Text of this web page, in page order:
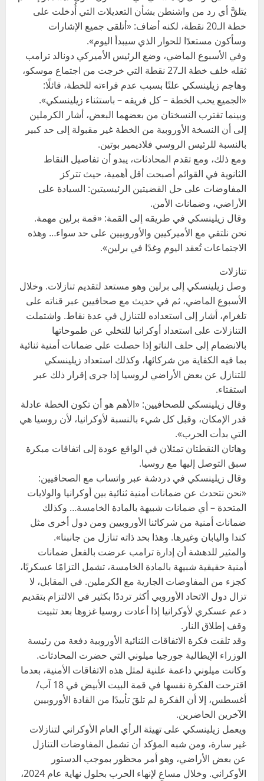
يتلقَّ أي رد من واشنطن بشأن التعديلات التي أُدخلت على
خطة الـ20 نقطة، لكنه أضاف: «أتلقى جميع الإشارات
وسأكون مستعدًا للحوار الذي سيبدأ اليوم».
وفي الأسبوع الماضي، وضع الرئيس الأميركي دونالد ترامب
ثقله خلف خطة الـ27 نقطة التي خرجت من اجتماع موسكو،
وهاجم زيلينسكي علنًا بسبب عدم قراءته للخطة، قائلًا:
«الجميع يحب الخطة – كل فريقه – باستثناء زيلينسكي».
وبينما تقترب النسختان من بعضهما البعض، أشار الكرملين
إلى أن النسخة الأوروبية من الخطة غير مقبولة إلى حد كبير
بالنسبة للرئيس الروسي فلاديمير بوتين.
ومع ذلك، ومع تقدم المحادثات، يبدو أن تفاصيل النقاط
الثانوية في القوائم أصبحت أقل أهمية، حيث تتركز
المفاوضات على حل القضيتين الرئيسيتين: السيادة على
الأراضي، وضمانات الأمن.
وقال زيلينسكي في طريقه إلى القمة: «قمة برلين مهمة.
نحن نلتقي مع الأميركيين والأوروبيين على حد سواء… وهذه
الاجتماعات تُعقد اليوم وغدًا في برلين».
تنازلات
وصل زيلينسكي إلى برلين وهو مستعد لتقديم تنازلات. وخلال
الأسبوع الماضي، ثم في حديث مع صحافيين عبر قناته على
تلغرام، أشار إلى استعداده للتنازل في عدة نقاط. واشتملت
التنازلات على استعداد أوكرانيا للتخلي عن طموحاتها
بالانضمام إلى حلف الناتو إذا حصلت على ضمانات أمنية ثنائية
بما فيه الكفاية من شركائها، وكذلك استعداد زيلينسكي
للتنازل عن بعض الأراضي لروسيا إذا جرى إقرار ذلك عبر
استفتاء.
وقال زيلينسكي للصحافيين: «الأهم هو أن تكون الخطة عادلة
قدر الإمكان، وقبل كل شيء بالنسبة لأوكرانيا، لأن روسيا هي
التي بدأت الحرب».
وهاتان النقطتان تمثلان في الواقع عودة إلى اتفاقات مبكرة
سبق التوصل إليها مع روسيا.
وقال زيلينسكي في دردشة عبر واتساب مع الصحافيين:
«نحن نتحدث عن ضمانات أمنية ثنائية بين أوكرانيا والولايات
المتحدة – أي ضمانات شبيهة بالمادة الخامسة… وكذلك
ضمانات أمنية من شركائنا الأوروبيين ومن دول أخرى مثل
كندا واليابان وغيرها. وهذا بحد ذاته تنازل من جانبنا».
والمثير للدهشة أن إدارة ترامب عرضت بالفعل ضمانات
أمنية حقيقية شبيهة بالمادة الخامسة، تشمل التزامًا عسكريًا،
كجزء من المفاوضات الجارية مع الكرملين. في المقابل، لا
تزال دول الاتحاد الأوروبي أكثر ترددًا بكثير في الالتزام بتقديم
دعم عسكري لأوكرانيا إذا أعادت روسيا غزوها بعد تثبيت
وقف إطلاق النار.
وقد تلقت فكرة الاتفاقات الثنائية الأوروبية دفعة من رئيسة
الوزراء الإيطالية جورجيا ميلوني التي حضرت المحادثات.
وكانت ميلوني داعمة علنية لمثل هذه الاتفاقات الأمنية، بعدما
اقترحت الفكرة نفسها في قمة البيت الأبيض في 18 آب/
أغسطس، إلا أن الفكرة لم تلقَ تأييدًا من القادة الأوروبيين
الآخرين الحاضرين.
ويعمل زيلينسكي على تهيئة الرأي العام الأوكراني لتنازلات
غير سارة، ومن شبه المؤكد أن تشمل المفاوضات التنازل
عن بعض الأراضي، وهو أمر محظور بموجب الدستور
الأوكراني. وخلال مساعٍ لإنهاء الحرب بحلول نهاية عام 2024،